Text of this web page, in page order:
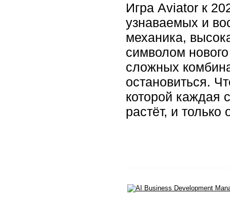
Игра Aviator к
узнаваемых и
механика,
символом
сложных
остановиться.
которой каждая
растёт, и только